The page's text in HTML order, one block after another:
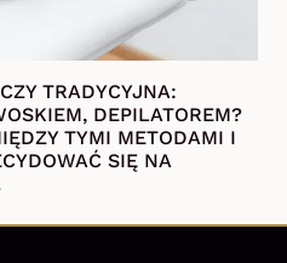
TRADYCYJNA:
DEPILATOREM?
TYMI METODAMI I
SIĘ NA